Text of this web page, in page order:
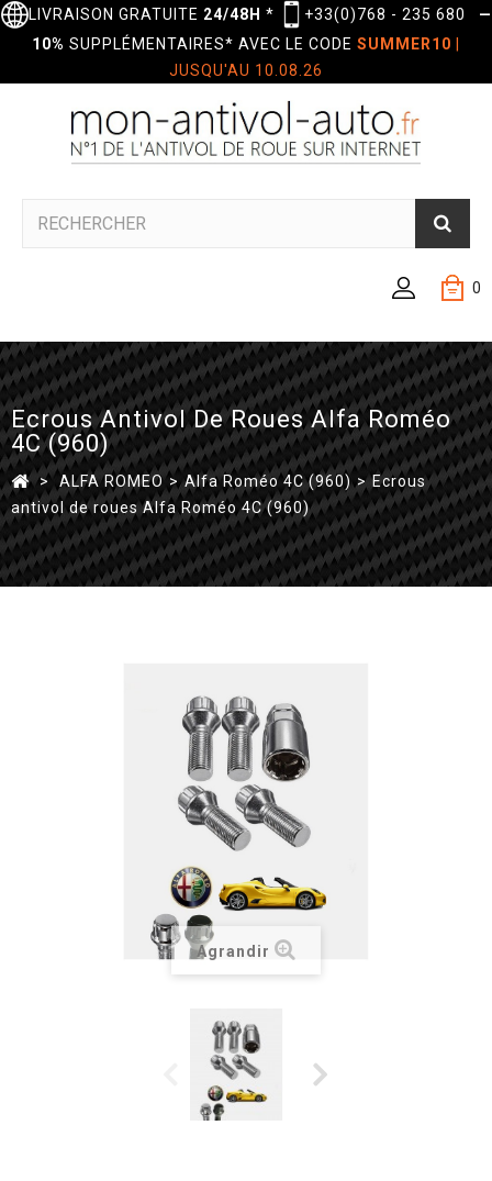
LIVRAISON GRATUITE 24/48H * +33(0)768 - 235 680
—
10% SUPPLÉMENTAIRES* AVEC LE CODE SUMMER10
JUSQU'AU 10.08.26
0
Ecrous Antivol De Roues Alfa Roméo
4C (960)
> ALFA ROMEO > Alfa Roméo 4C (960) > Ecrous
antivol de roues Alfa Roméo 4C (960)
Agrandir